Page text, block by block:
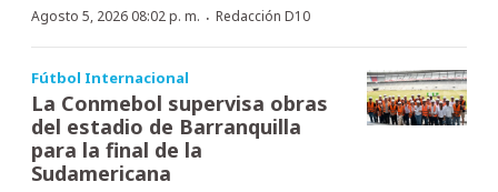
Agosto 5, 2026 08:02 p. m. · Redacción D10
Fútbol Internacional
La Conmebol supervisa obras
del estadio de Barranquilla
para la final de la
Sudamericana